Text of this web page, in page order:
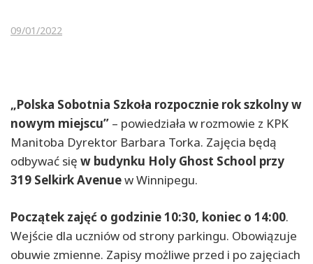
09/01/2022
„Polska Sobotnia Szkoła rozpocznie rok szkolny w
nowym miejscu” – powiedziała w rozmowie z KPK
Manitoba Dyrektor Barbara Torka. Zajęcia będą
odbywać się w budynku Holy Ghost School przy
319 Selkirk Avenuew Winnipegu.
Początek zajęć o godzinie 10:30, koniec o 14:00.
Wejście dla uczniów od strony parkingu. Obowiązuje
obuwie zmienne. Zapisy możliwe przed i po zajęciach